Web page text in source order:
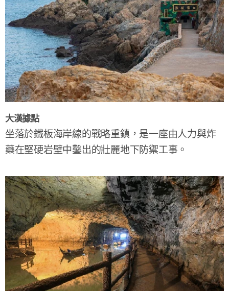
大漢據點
坐落於鐵板海岸線的戰略重鎮，是一座由人力與炸
藥在堅硬岩壁中鑿出的壯麗地下防禦工事。